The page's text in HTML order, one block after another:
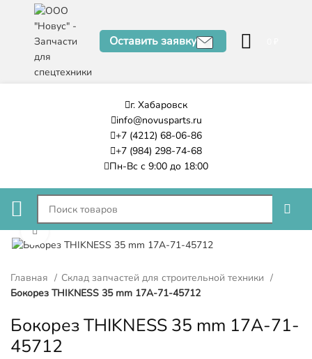
Оставить заявку
г. Хабаровск
info@novusparts.ru
+7 (4212) 68-06-86
+7 (984) 298-74-68
Пн-Вс с 9:00 до 18:00
Нажмите, чтобы увеличить
Главная
Склад запчастей для строительной техники
Бокорез THIKNESS 35 mm 17A-71-45712
Бокорез THIKNESS 35 mm 17A-71-
45712